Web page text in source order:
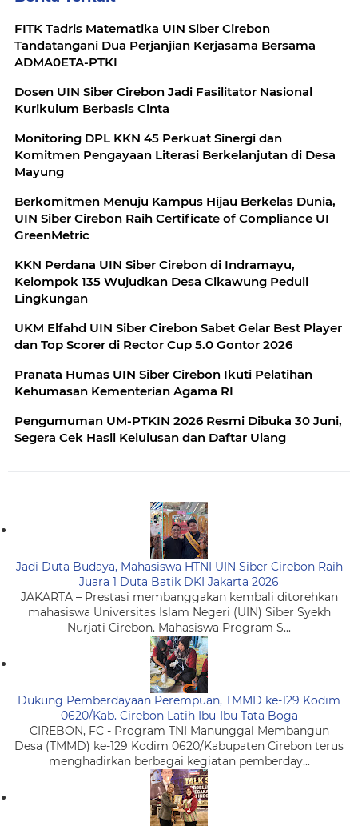
FITK Tadris Matematika UIN Siber Cirebon
Tandatangani Dua Perjanjian Kerjasama Bersama
ADMA0ETA-PTKI
Dosen UIN Siber Cirebon Jadi Fasilitator Nasional
Kurikulum Berbasis Cinta
Monitoring DPL KKN 45 Perkuat Sinergi dan
Komitmen Pengayaan Literasi Berkelanjutan di Desa
Mayung
Berkomitmen Menuju Kampus Hijau Berkelas Dunia,
UIN Siber Cirebon Raih Certificate of Compliance UI
GreenMetric
KKN Perdana UIN Siber Cirebon di Indramayu,
Kelompok 135 Wujudkan Desa Cikawung Peduli
Lingkungan
UKM Elfahd UIN Siber Cirebon Sabet Gelar Best Player
dan Top Scorer di Rector Cup 5.0 Gontor 2026
Pranata Humas UIN Siber Cirebon Ikuti Pelatihan
Kehumasan Kementerian Agama RI
Pengumuman UM-PTKIN 2026 Resmi Dibuka 30 Juni,
Segera Cek Hasil Kelulusan dan Daftar Ulang
Jadi Duta Budaya, Mahasiswa HTNI UIN Siber Cirebon Raih
Juara 1 Duta Batik DKI Jakarta 2026
JAKARTA – Prestasi membanggakan kembali ditorehkan
mahasiswa Universitas Islam Negeri (UIN) Siber Syekh
Nurjati Cirebon. Mahasiswa Program S...
Dukung Pemberdayaan Perempuan, TMMD ke-129 Kodim
0620/Kab. Cirebon Latih Ibu-Ibu Tata Boga
CIREBON, FC - Program TNI Manunggal Membangun
Desa (TMMD) ke-129 Kodim 0620/Kabupaten Cirebon terus
menghadirkan berbagai kegiatan pemberday...